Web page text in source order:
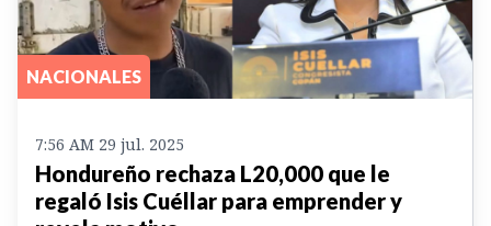
NACIONALES
7:56 AM 29 jul. 2025
Hondureño rechaza L20,000 que le
regaló Isis Cuéllar para emprender y